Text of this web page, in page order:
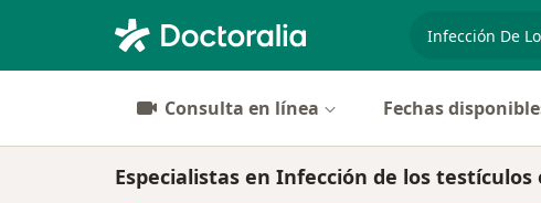
especialidad,
Consulta en línea Fechas
Especialistas en Infección de los testículos